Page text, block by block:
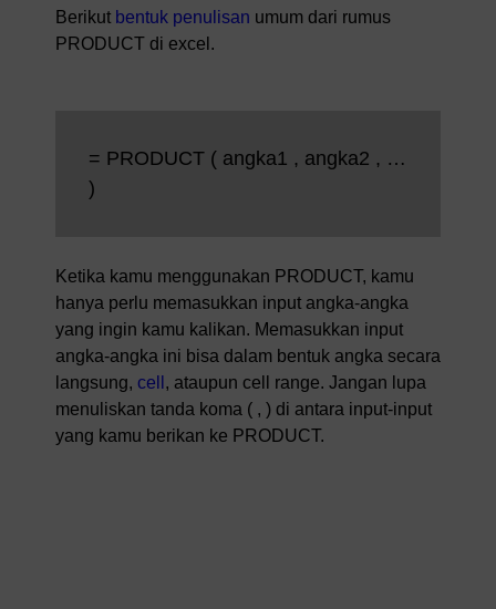
Berikut bentuk penulisan umum dari rumus
PRODUCT di excel.
= PRODUCT ( angka1 , angka2 , …
)
Ketika kamu menggunakan PRODUCT, kamu
hanya perlu memasukkan input angka-angka
yang ingin kamu kalikan. Memasukkan input
angka-angka ini bisa dalam bentuk angka secara
langsung, cell , ataupun cell range. Jangan lupa
menuliskan tanda koma ( , ) di antara input-input
yang kamu berikan ke PRODUCT.